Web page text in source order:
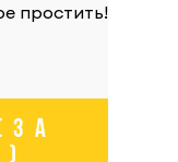
простить!